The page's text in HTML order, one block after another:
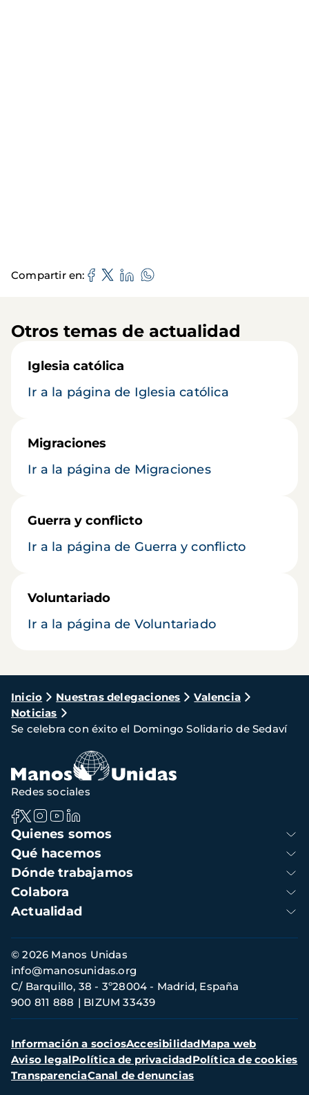
Compartir en
Otros temas de actualidad
Iglesia católica
Ir a la página de Iglesia católica
Migraciones
Ir a la página de Migraciones
Guerra y conflicto
Ir a la página de Guerra y conflicto
Voluntariado
Ir a la página de Voluntariado
Ruta
de
navegación
Inicio Nuestras delegaciones
Valencia
Noticias
Se celebra con éxito el Domingo Solidario de Sedaví
Navegación
principal
Quienes somos
Qué hacemos
Dónde trabajamos
Colabora
Actualidad
Redes sociales
Información
de
contacto
© 2026 Manos Unidas
C/ Barquillo, 38 - 3º28004 - Madrid, España
900 811 888
BIZUM 33439
info@manosunidas.org
Menú
secundario
Información a sociosAccesibilidadMapa web
Aviso legalPolítica de privacidadPolítica de cookies
TransparenciaCanal de denuncias